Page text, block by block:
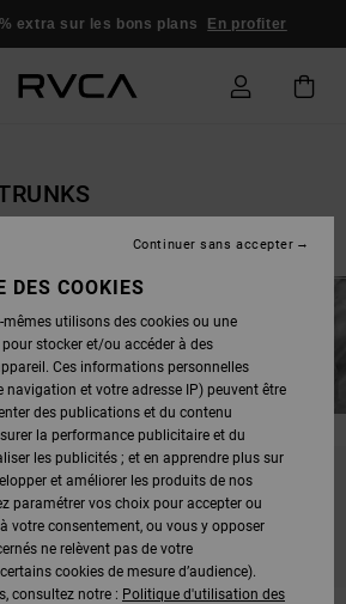
extra sur les bons plans En profiter
TROP LOIN, NOS PRODUITS
DE RETOUR
DES COOKIES
utilisons des cookies ou une
stocker et/ou accéder à des
Ces informations personnelles
navigation et votre adresse IP) peuvent être
des publications et du contenu
la performance publicitaire et du
les publicités ; et en apprendre plus sur
et améliorer les produits de nos
paramétrer vos choix pour accepter ou
votre consentement, ou vous y opposer
ne relèvent pas de votre
cookies de mesure d’audience).
consultez notre : Politique d'utilisation des
Continuer sans accepter